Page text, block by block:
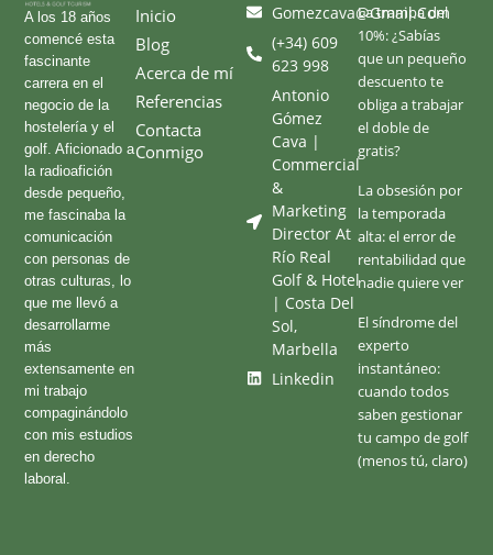
A los 18 años
comencé esta
fascinante
carrera en el
negocio de la
hostelería y el
golf. Aficionado a
la radioafición
desde pequeño,
me fascinaba la
comunicación
con personas de
otras culturas, lo
que me llevó a
desarrollarme
más
extensamente en
mi trabajo
compaginándolo
con mis estudios
en derecho
laboral.
Inicio
Blog
Acerca de mí
Referencias
Contacta
Conmigo
Gomezcava@gmail.com
(+34) 609
623 998
Antonio
Gómez
Cava |
Commercial
&
Marketing
Director At
Río Real
Golf & Hotel
| Costa Del
Sol,
Marbella
Linkedin
La trampa del
10%: ¿Sabías
que un pequeño
descuento te
obliga a trabajar
el doble de
gratis?
La obsesión por
la temporada
alta: el error de
rentabilidad que
nadie quiere ver
El síndrome del
experto
instantáneo:
cuando todos
saben gestionar
tu campo de golf
(menos tú, claro)